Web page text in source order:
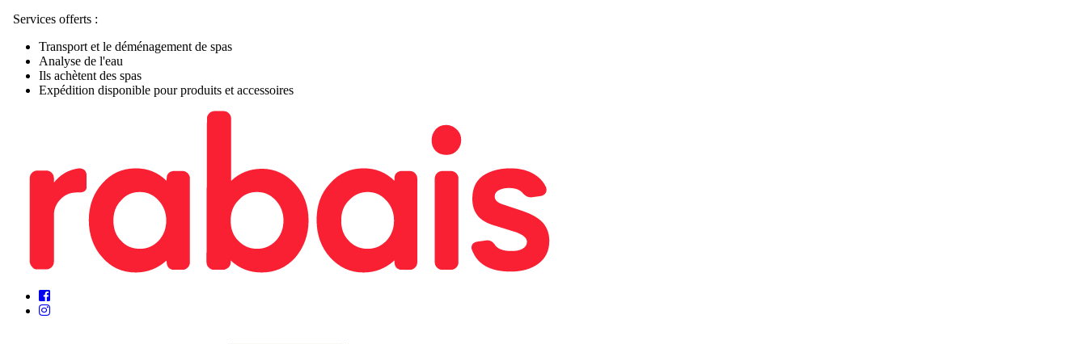
Services offerts :
Transport et le déménagement de spas
Analyse de l'eau
Ils achètent des spas
Expédition disponible pour produits et accessoires